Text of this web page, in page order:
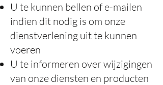
U te kunnen bellen of e-mailen
indien dit nodig is om onze
dienstverlening uit te kunnen
voeren
U te informeren over wijzigingen
van onze diensten en producten